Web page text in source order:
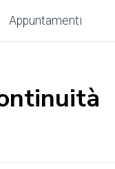
Appuntamenti